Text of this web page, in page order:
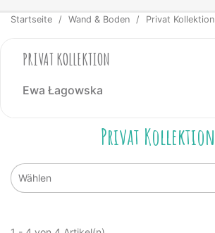
Startseite Wand & Boden Privat Kollektion
PRIVAT KOLLEKTION
Ewa Łagowska
Privat Kollektion
Wählen